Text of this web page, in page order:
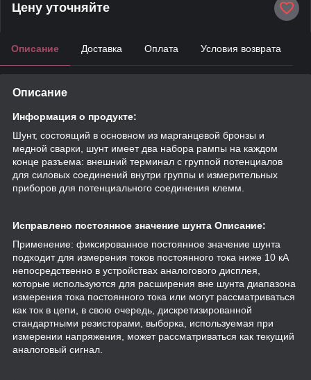
Цену уточняйте
Описание Доставка Оплата Условия возврата
Описание
Информация о продукте:
Шунт, состоящий в основном из марганцевой бронзы и
медной сварки, шунт имеет два набора рампы на каждом
конце разъема: внешний терминал с группой потенциалов
для силовых соединений внутри группы и измерительных
приборов для потенциального соединения клемм.
Исправлено постоянное значение шунта Описание:
Применение: фиксированное постоянное значение шунта
подходит для измерения токов постоянного тока ниже 10 кА
непосредственно в устройствах аналогового дисплея,
которые используются для расширения вне шунта диапазона
измерения тока постоянного тока или могут рассматриваться
как ток в цепи, в свою очередь, дискретизированной
стандартными резисторами, выборка, используемая при
измерении напряжения, может рассматриваться как текущий
аналоговый сигнал.